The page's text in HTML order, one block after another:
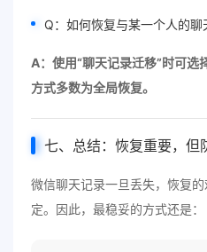
Q：如何恢复与某一个人的聊
A：使用“聊天记录迁移”时可选
方式多数为全局恢复。
七、总结：恢复重要，但
微信聊天记录一旦丢失，恢复
定。因此，最稳妥的方式还是：